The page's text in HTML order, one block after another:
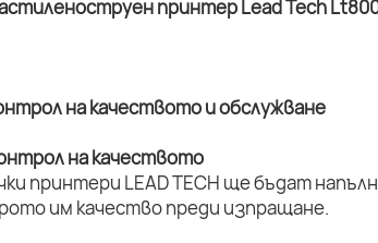
на качеството и обслужване
на качеството
принтери LEAD TECH ще бъдат
им качество преди изпращане.